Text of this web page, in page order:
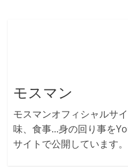
モスマン
モスマンオフィシャルサ
味、食事...身の回り事を
サイトで公開しています。